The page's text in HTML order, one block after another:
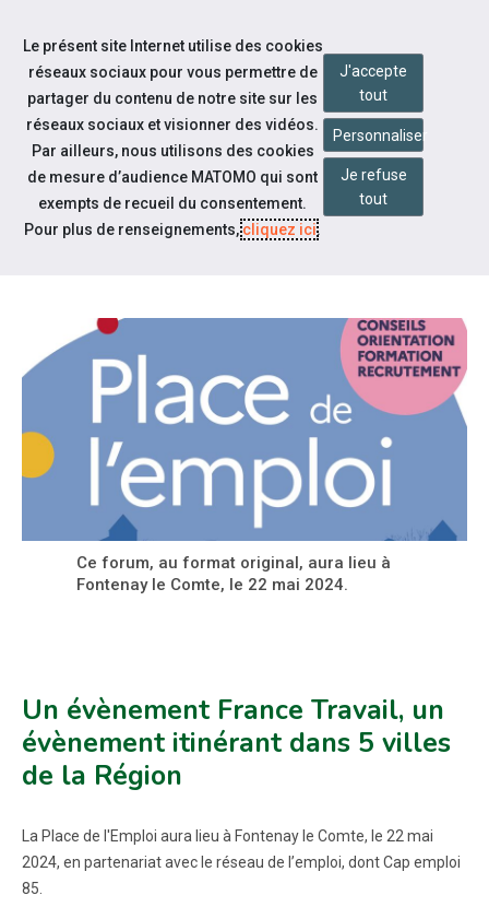
Aller au contenu
Notre actualité
LA PLACE DE L'EMPLOI À
Ce forum, au format original, aura lieu à
Fontenay le Comte, le 22 mai 2024.
Un évènement France Travail, un
évènement itinérant dans 5 villes
de la Région
La Place de l'Emploi aura lieu à Fontenay le Comte, le 22 mai
2024, en partenariat avec le réseau de l’emploi, dont Cap emploi
85.
Le présent site Internet utilise des cookies
réseaux sociaux pour vous permettre de
partager du contenu de notre site sur les
réseaux sociaux et visionner des vidéos.
Par ailleurs, nous utilisons des cookies
de mesure d’audience MATOMO qui sont
exempts de recueil du consentement.
Pour plus de renseignements,cliquez ici.
J'accepte
tout
Personnaliser
Je refuse
tout